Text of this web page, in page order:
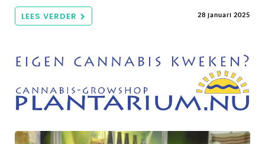
LEES VERDER 28 januari 2025